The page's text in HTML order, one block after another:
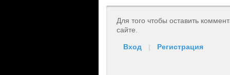
Для того чтобы оставить
сайте.
Вход | Регистрация